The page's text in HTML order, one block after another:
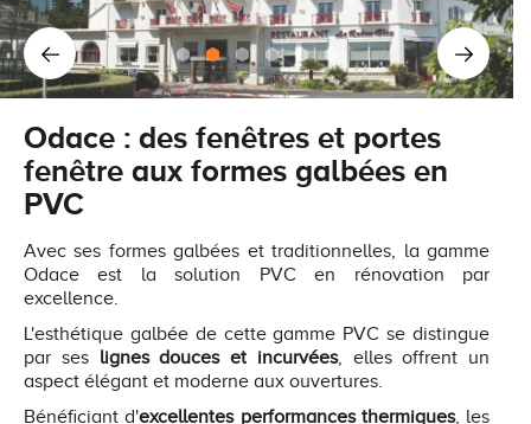
Odace : des fenêtres et portes
fenêtre aux formes galbées en
PVC
Avec ses formes galbées et traditionnelles, la gamme
Odace est la solution PVC en rénovation par
excellence.
L'esthétique galbée de cette gamme PVC se distingue
par seslignes douces et incurvées, elles offrent un
aspect élégant et moderne aux ouvertures.
Bénéficiant d'excellentes performances thermiques, les